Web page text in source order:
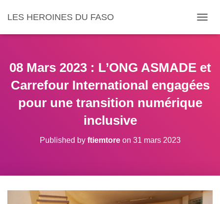
LES HEROINES DU FASO
08 Mars 2023 : L’ONG ASMADE et
Carrefour International engagées
pour une transition numérique
inclusive
Published by ftiemtoreon 31 mars 2023